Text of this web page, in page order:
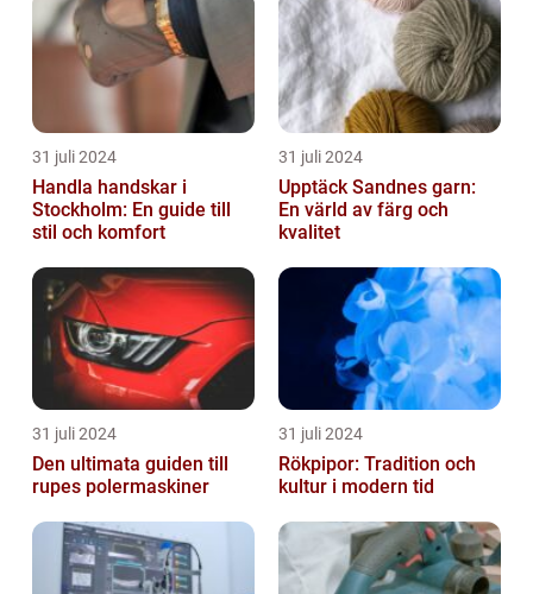
31 juli 2024
Handla handskar i
Stockholm: En guide till
stil och komfort
31 juli 2024
Upptäck Sandnes garn:
En värld av färg och
kvalitet
31 juli 2024
Den ultimata guiden till
rupes polermaskiner
31 juli 2024
Rökpipor: Tradition och
kultur i modern tid